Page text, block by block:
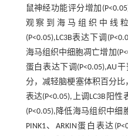
鼠神经功能评分增加
观察到海马组织中线
(P<0.05),LC3B表达下调
海马组织中细胞凋亡增加
蛋白表达下调(P<0.05),AU
分，减轻脑梗塞体积百分
表达(P<0.05),上调LC3B阳
(P<0.05),降低海马组织中细
PINK1、ARKIN蛋白表达